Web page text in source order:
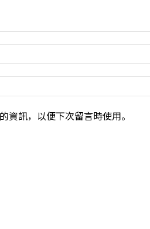
資訊，以便下次留言時使用。